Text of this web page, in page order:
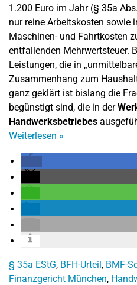
1.200 Euro im Jahr (§ 35a
nur reine Arbeitskosten sowie
Maschinen- und Fahrtkosten
entfallenden Mehrwertsteuer.
Leistungen, die in
Zusammenhang zum
ganz geklärt ist bislang die
begünstigt sind, die in der
Handwerksbetriebes
Weiterlesen »
§ 35a EStG, BFH-Urteil, BMF-
Finanzgericht München,